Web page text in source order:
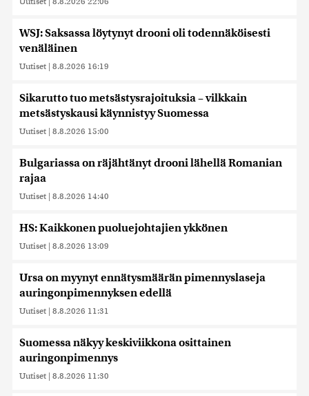
WSJ: Saksassa löytynyt drooni oli todennäköisesti
venäläinen
Uutiset | 8.8.2026 16:19
Sikarutto tuo metsästysrajoituksia – vilkkain
metsästyskausi käynnistyy Suomessa
Uutiset | 8.8.2026 15:00
Bulgariassa on räjähtänyt drooni lähellä Romanian
rajaa
Uutiset | 8.8.2026 14:40
HS: Kaikkonen puoluejohtajien ykkönen
Uutiset | 8.8.2026 13:09
Ursa on myynyt ennätysmäärän pimennyslaseja
auringonpimennyksen edellä
Uutiset | 8.8.2026 11:31
Suomessa näkyy keskiviikkona osittainen
auringonpimennys
Uutiset | 8.8.2026 11:30